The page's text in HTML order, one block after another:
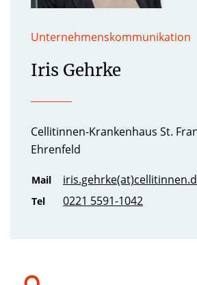
Unternehmenskommunikation
Iris Gehrke
Cellitinnen-Krankenhaus St.
Ehrenfeld
Mail
Tel 0221 5591-1042